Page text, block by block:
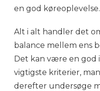
en god køreoplevelse.
Alt i alt handler det
balance mellem ens
Det kan være en god
vigtigste kriterier,
derefter undersøge